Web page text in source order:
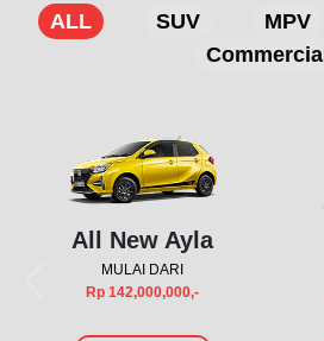
ALL SUV MPV
Commercial
All New Ayla
MULAI DARI
Rp 142,000,000,-